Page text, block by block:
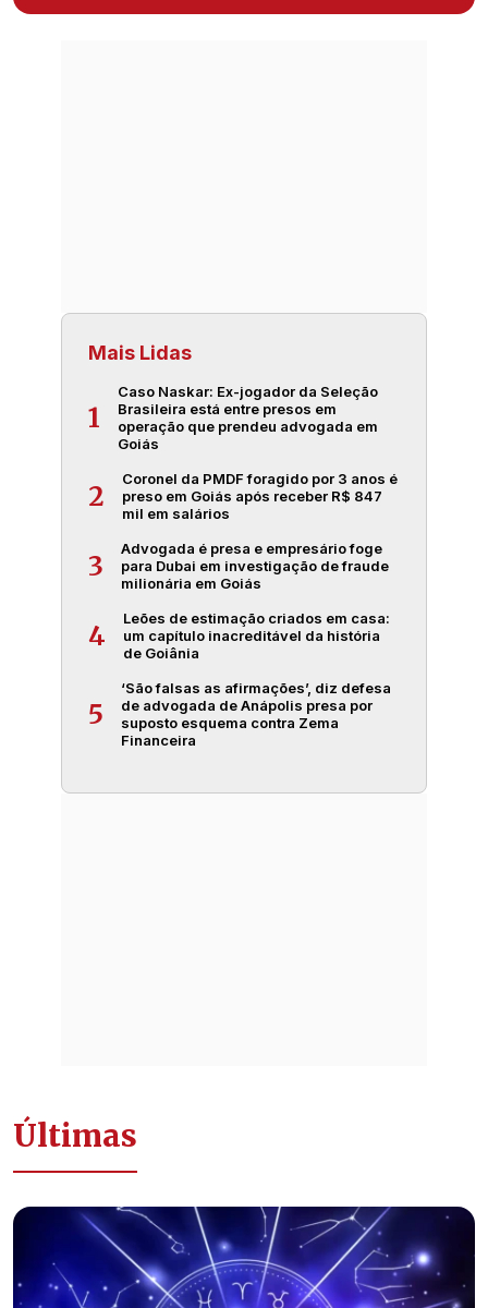
Mais Lidas
1
Caso Naskar: Ex-jogador da Seleção
Brasileira está entre presos em
operação que prendeu advogada em
Goiás
2
Coronel da PMDF foragido por 3 anos é
preso em Goiás após receber R$ 847
mil em salários
3
Advogada é presa e empresário foge
para Dubai em investigação de fraude
milionária em Goiás
4
Leões de estimação criados em casa:
um capítulo inacreditável da história
de Goiânia
5
‘São falsas as afirmações’, diz defesa
de advogada de Anápolis presa por
suposto esquema contra Zema
Financeira
Últimas